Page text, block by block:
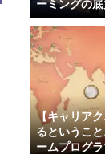
ーミングの
【キャリア
るというこ
ームプログ